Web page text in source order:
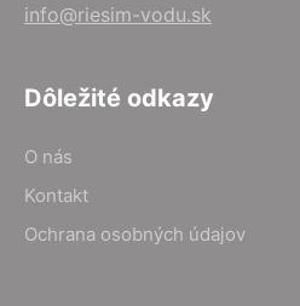
info@riesim-vodu.sk
Dôležité odkazy
O nás
Kontakt
Ochrana osobných údajov